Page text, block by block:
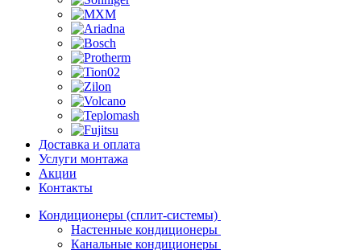
Доставка и оплата
Услуги монтажа
Акции
Контакты
Кондиционеры (сплит-системы)
Настенные кондиционеры
Канальные кондиционеры